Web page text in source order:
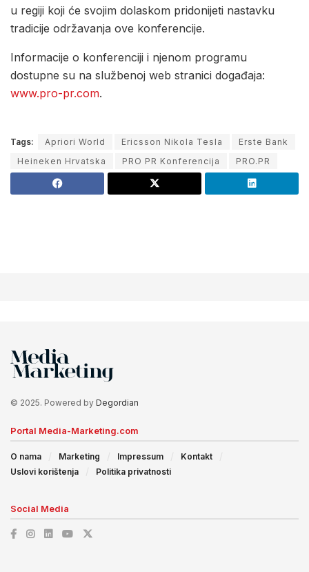
u regiji koji će svojim dolaskom pridonijeti nastavku
tradicije održavanja ove konferencije.
Informacije o konferenciji i njenom programu
dostupne su na službenoj web stranici događaja:
www.pro-pr.com.
Tags: Apriori World Ericsson Nikola Tesla
Erste Bank
Heineken Hrvatska
PRO PR Konferencija PRO.PR
© 2025. Powered by Degordian
Portal Media-Marketing.com
O nama Marketing Impressum
Kontakt
Uslovi korištenja
Politika privatnosti
Social Media